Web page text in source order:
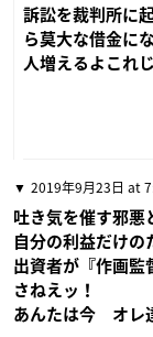
訴訟を裁判所に
ら莫大な借金に
人増えるよこれ
2019年9月23日 at
吐き気を催す邪
自分の利益だけ
出資者が『作画
さねえッ！
あんたは今 オレ